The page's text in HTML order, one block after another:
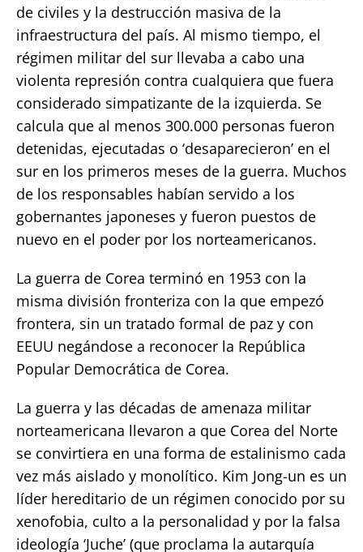
de civiles y la destrucción masiva de la
infraestructura del país. Al mismo tiempo, el
régimen militar del sur llevaba a cabo una
violenta represión contra cualquiera que fuera
considerado simpatizante de la izquierda. Se
calcula que al menos 300.000 personas fueron
detenidas, ejecutadas o ‘desaparecieron’ en el
sur en los primeros meses de la guerra. Muchos
de los responsables habían servido a los
gobernantes japoneses y fueron puestos de
nuevo en el poder por los norteamericanos.
La guerra de Corea terminó en 1953 con la
misma división fronteriza con la que empezó
frontera, sin un tratado formal de paz y con
EEUU negándose a reconocer la República
Popular Democrática de Corea.
La guerra y las décadas de amenaza militar
norteamericana llevaron a que Corea del Norte
se convirtiera en una forma de estalinismo cada
vez más aislado y monolítico. Kim Jong-un es un
líder hereditario de un régimen conocido por su
xenofobia, culto a la personalidad y por la falsa
ideología ‘Juche’ (que proclama la autarquía